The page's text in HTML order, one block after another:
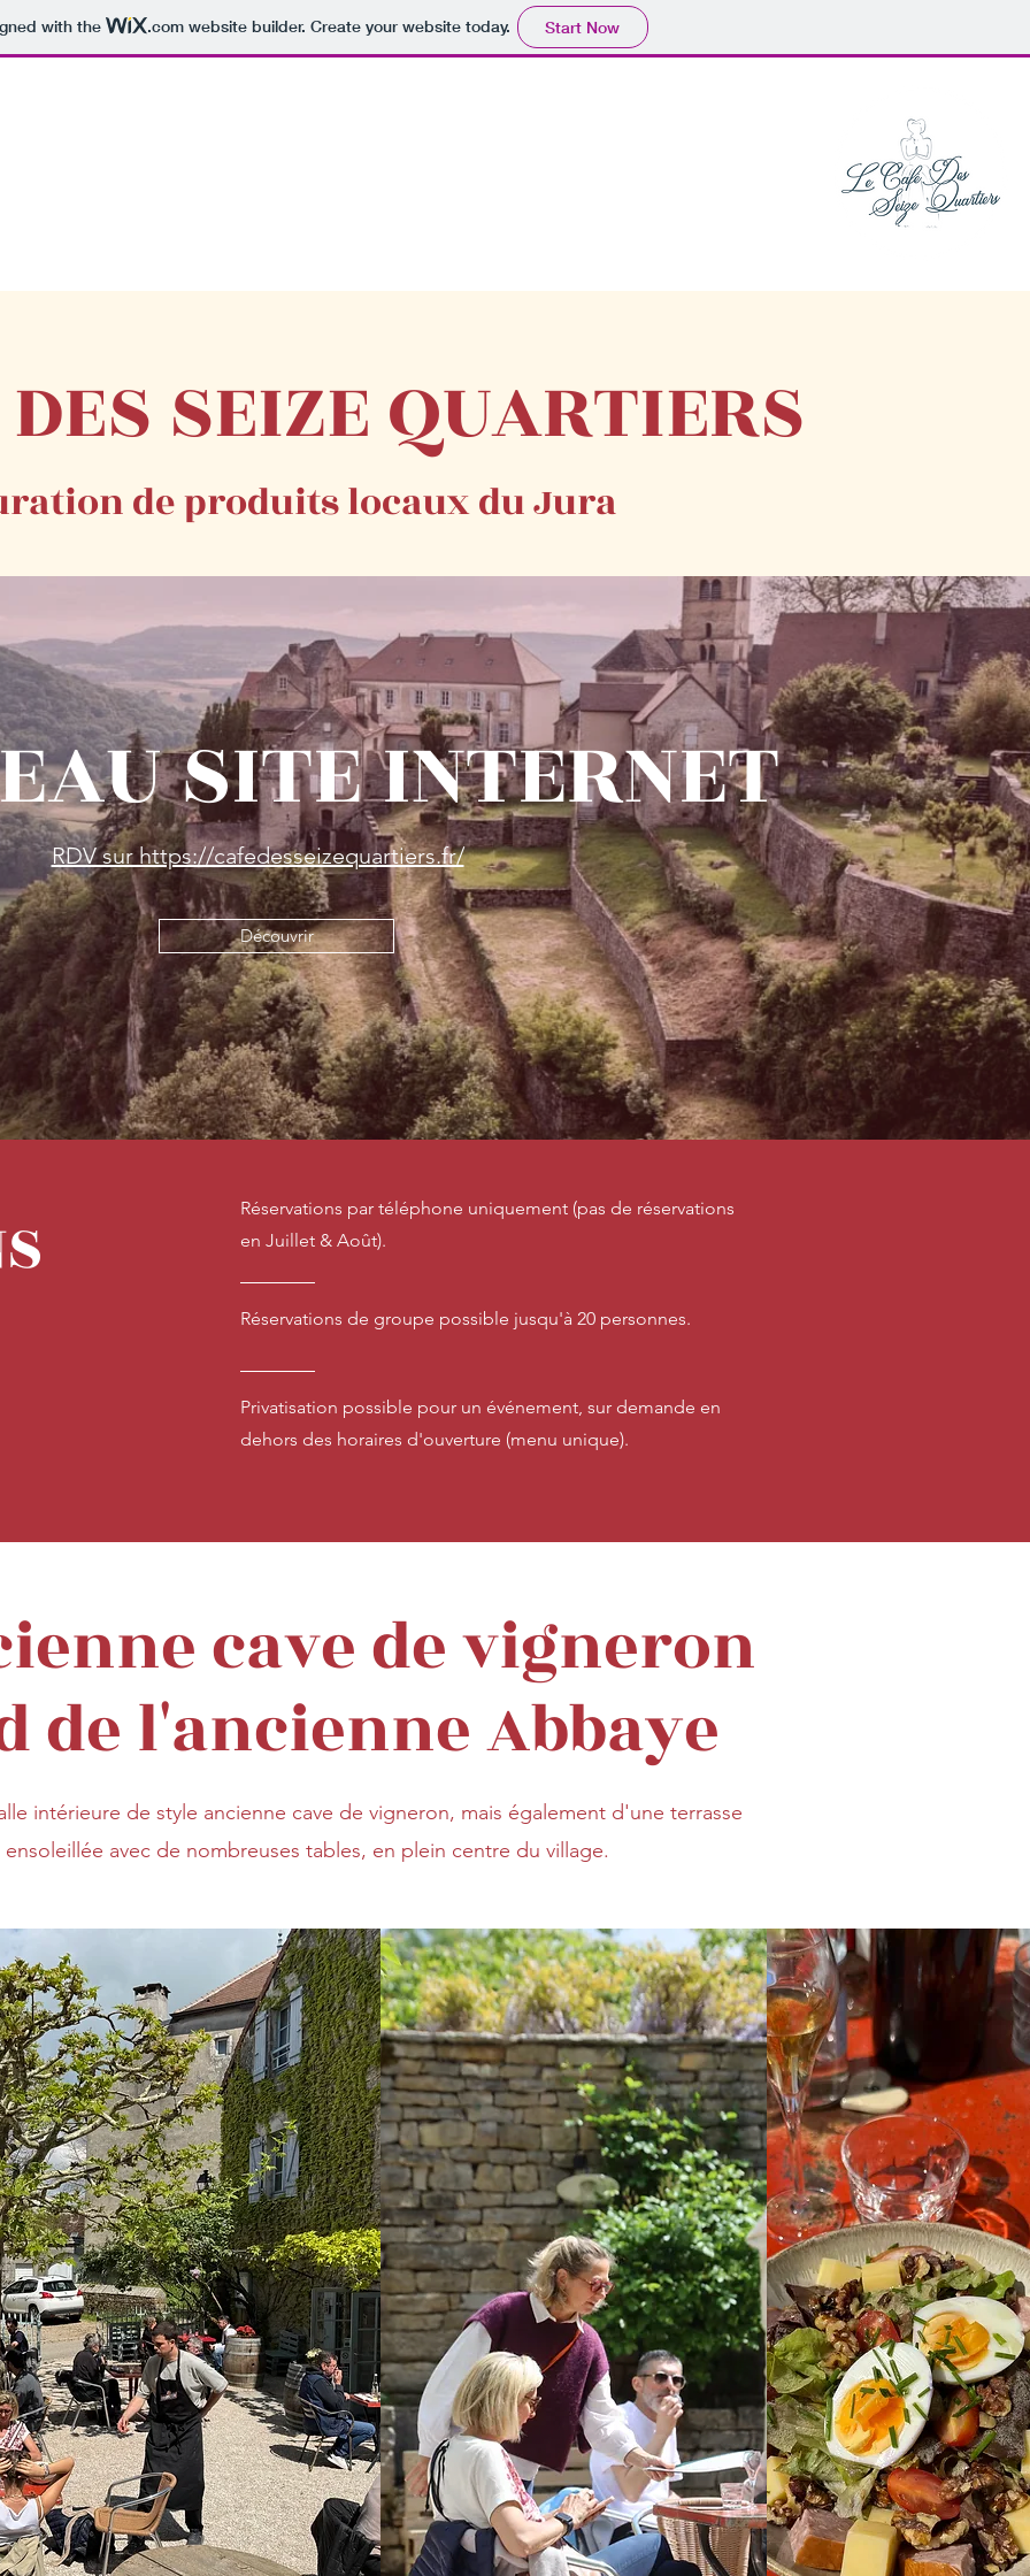
with the .comwebsite builder. Create your website today. Start Now
SEIZE QUARTIERS
de produits locaux du Jura
SITE INTERNET
RDV sur https://cafedesseizequartiers.fr/
Découvrir
Réservations par téléphone uniquement (pas de réservations
en Juillet & Août).
Réservations de groupe possible jusqu'à 20 personnes.
Privatisation possible pour un événement, sur demande en
dehors des horaires d'ouverture (menu unique).
cave de vigneron
de l'ancienne Abbaye
intérieure de style ancienne cave de vigneron, mais également d'une terrasse
avec de nombreuses tables, en plein centre du village.